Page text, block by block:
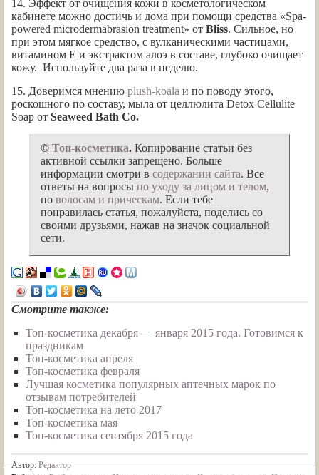
14. Эффект от очищения кожи в косметологическом
кабинете можно достичь и дома при помощи средства «Spa-
powered microdermabrasion treatment» от Bliss. Сильное, но
при этом мягкое средство, с вулканическими частицами,
витамином Е и экстрактом алоэ в составе, глубоко очищает
кожу. Используйте два раза в неделю.
15. Доверимся мнению plush-koala и по поводу этого,
роскошного по составу, мыла от целлюлита Detox Cellulite
Soap от Seaweed Bath Co.
© Топ-косметика. Копирование статьи без
активной ссылки запрещено. Больше
информации смотри в содержании сайта. Все
ответы на вопросы по уходу за лицом и телом,
по волосам и прическам. Если тебе
понравилась статья, пожалуйста, поделись со
своими друзьями, нажав на значок социальной
сети.
Смотрите также:
Топ-косметика декабря — января 2015 года. Готовимся к
праздникам
Топ-косметика апреля
Топ-косметика февраля
Лучшая косметика популярных аптечных марок по
отзывам потребителей
Топ-косметика на лето 2017
Топ-косметика мая
Топ-косметика сентября 2015 года
Автор:Редактор